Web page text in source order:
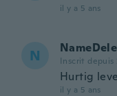
il y a 5 ans
N Inscrit depuis
Hurtig
il y a 5 ans